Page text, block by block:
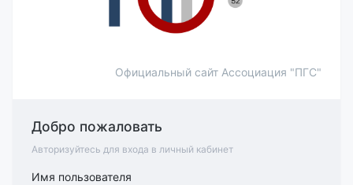
Официальный сайт Ассоциация "ПГС"
Добро пожаловать
Авторизуйтесь для входа в личный кабинет
Имя пользователя